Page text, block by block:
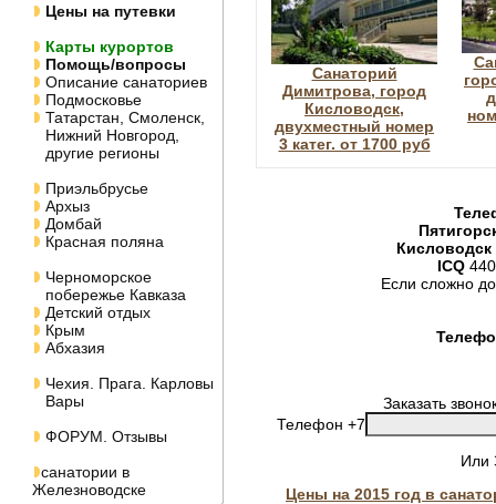
Цены на путевки
Карты курортов
Помощь/вопросы
Описание санаториев
Подмосковье
Татарстан, Смоленск,
Нижний Новгород,
другие регионы
Приэльбрусье
Архыз
Домбай
Красная поляна
Черноморское
побережье Кавказа
Детский отдых
Крым
Абхазия
Чехия. Прага. Карловы
Вары
ФОРУМ. Отзывы
санатории в
Железноводске
Санаторий
Димитрова, город
Кисловодск,
двухместный номер
3 катег. от 1700 руб
Кисловодск
ICQ
Если сложно
Заказать
Телефон +7
Цены на 2015 год в